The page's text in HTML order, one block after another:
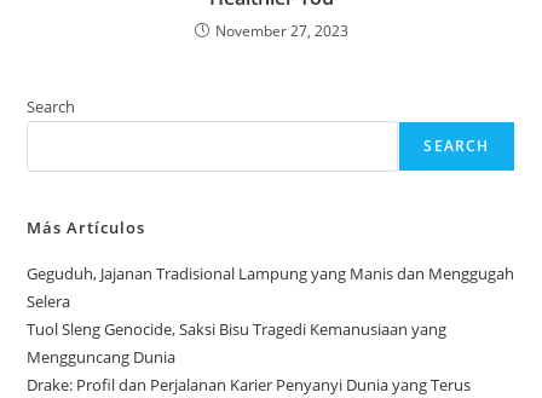
November 27, 2023
Search
SEARCH
Más Artículos
Geguduh, Jajanan Tradisional Lampung yang Manis dan Menggugah
Selera
Tuol Sleng Genocide, Saksi Bisu Tragedi Kemanusiaan yang
Mengguncang Dunia
Drake: Profil dan Perjalanan Karier Penyanyi Dunia yang Terus